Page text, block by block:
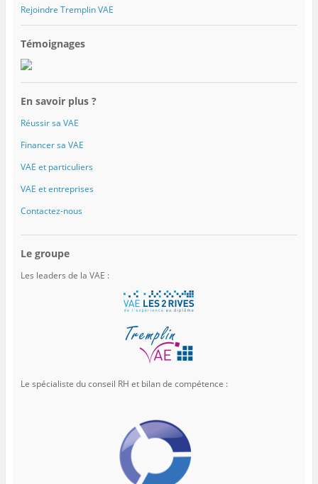
Rejoindre Tremplin VAE
Témoignages
En savoir plus ?
Réussir sa VAE
Financer sa VAE
VAE et particuliers
VAE et entreprises
Contactez-nous
Le groupe
Les leaders de la VAE :
Le spécialiste du conseil RH et bilan de compétence :